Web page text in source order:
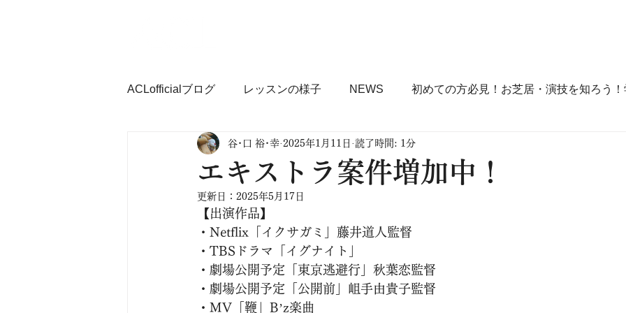
ACLofficialブログ レッスンの様子 NEWS 初めての方必見！お芝居・演技を知ろう
お芝居・演技で学ぶコミュ力ＵＰ術！！
エキストラ案件増加中！
谷･口 裕･幸 2025年1月11日 読了時間: 1分
更新日： 2025年5月17日
【出演作品】
・Netflix「イクサガミ」藤井道人監督
・TBSドラマ「イグナイト」
・劇場公開予定「東京逃避行」秋葉恋監督
・劇場公開予定「公開前」岨手由貴子監督
・MV「鞭」B’z楽曲